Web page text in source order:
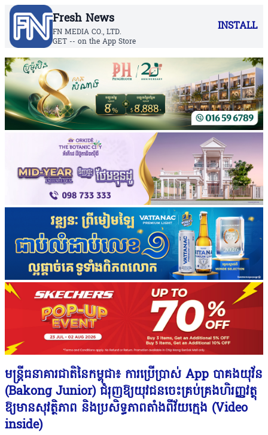
Fresh News
FN MEDIA CO., LTD.
GET -- on the App Store
INSTALL
មន្រ្តីធនាគារជាតិនៃកម្ពុជា៖ ការប្រើប្រាស់ App បាគងយុវ័ន
(Bakong Junior) ​ជំរុញឱ្យយុវជន​​ចេះគ្រប់គ្រងហិរញ្ញវត្ថុ
ឱ្យមានសុវត្ថិភាព និងប្រសិទ្ធភាពតាំងពីវ័យក្មេង (Video
inside)